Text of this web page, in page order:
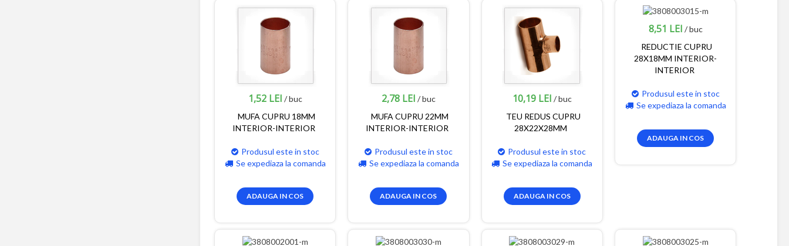
1,52 LEI / buc
MUFA CUPRU 18MM
INTERIOR-INTERIOR
Produsul este in stoc
Se expediaza la comanda
ADAUGA IN COS
2,78 LEI / buc
MUFA CUPRU 22MM
INTERIOR-INTERIOR
Produsul este in stoc
Se expediaza la comanda
ADAUGA IN COS
10,19 LEI / buc
TEU REDUS CUPRU
28X22X28MM
Produsul este in stoc
Se expediaza la comanda
ADAUGA IN COS
8,51 LEI / buc
REDUCTIE CUPRU
28X18MM INTERIOR-
INTERIOR
Produsul este in stoc
Se expediaza la comanda
ADAUGA IN COS